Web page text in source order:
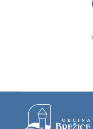
Noga strani